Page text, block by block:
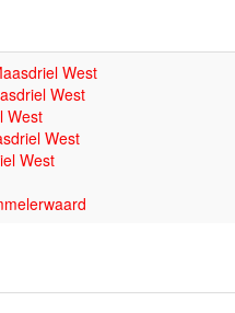
West
West
West
West
West